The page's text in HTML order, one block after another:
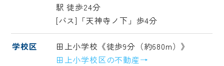
駅 徒歩24分
[バス]「天神寺ノ下」歩4分
学校区
田上小学校《徒歩9分（約680m）》
田上小学校区の不動産→